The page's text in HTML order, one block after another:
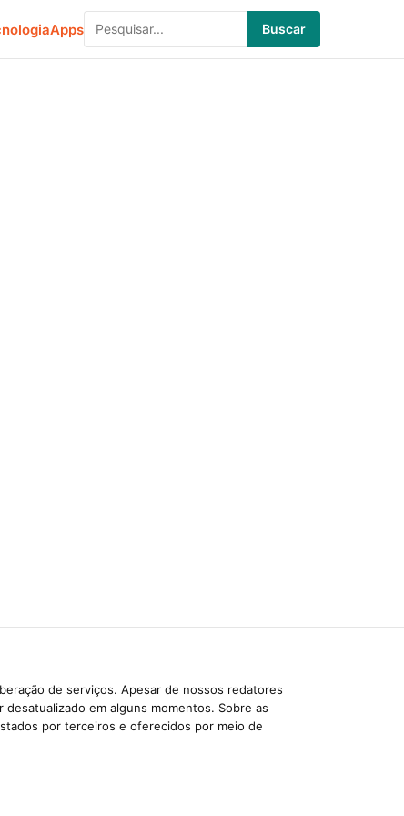
Apps Buscar
de serviços. Apesar de nossos redatores
em alguns momentos. Sobre as
por terceiros e oferecidos por meio de